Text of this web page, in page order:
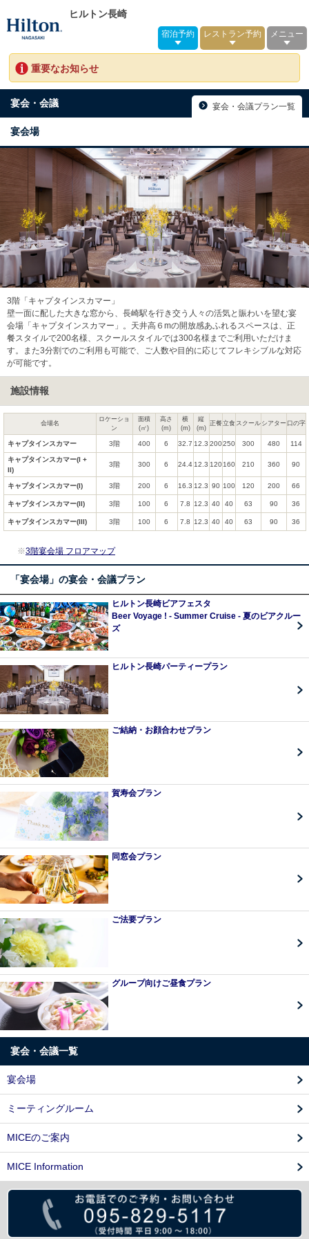
ヒルトン長崎
宿泊予約 レストラン予約 メニュー
重要なお知らせ
宴会・会議 宴会・会議プラン一覧
宴会場
3階「キャプタインスカマー」
壁一面に配した大きな窓から、長崎駅を行き交う人々の活気と賑わいを望む宴
会場「キャプタインスカマー」。天井高６mの開放感あふれるスペースは、正
餐スタイルで200名様、スクールスタイルでは300名様までご利用いただけま
す。また3分割でのご利用も可能で、ご人数や目的に応じてフレキシブルな対応
が可能です。
施設情報
会場名
ロケーショ
ン
面積
(㎡)
高さ
(m)
横
(m)
縦
(m)
正餐立食 スクール シアター 口の字
キャプタインスカマー 3階 400 6 32.7 12.3 200250 300 480 114
キャプタインスカマー(I +
II)
3階 300 6 24.4 12.3 120 160 210 360 90
キャプタインスカマー(I) 3階 200 6 16.3 12.3 90 100 120 200 66
キャプタインスカマー(II) 3階 100 6 7.8 12.3 40 40 63 90 36
キャプタインスカマー(III) 3階 100 6 7.8 12.3 40 40 63 90 36
※3階宴会場 フロアマップ
「宴会場」の宴会・会議プラン
ヒルトン長崎ビアフェスタ
Beer Voyage ! - Summer Cruise - 夏のビアクルー
ズ
ヒルトン長崎パーティープラン
ご結納・お顔合わせプラン
賀寿会プラン
同窓会プラン
ご法要プラン
グループ向けご昼食プラン
宴会・会議一覧
宴会場
ミーティングルーム
MICEのご案内
MICE Information